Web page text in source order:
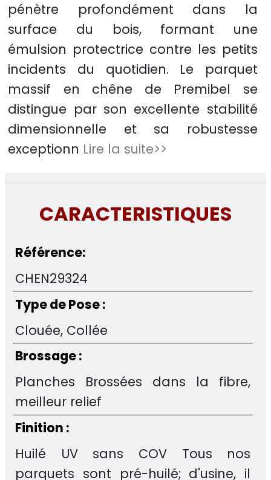
pénètre profondément dans la
surface du bois, formant une
émulsion protectrice contre les petits
incidents du quotidien. Le parquet
massif en chêne de Premibel se
distingue par son excellente stabilité
dimensionnelle et sa robustesse
exceptionn Lire la suite>>
CARACTERISTIQUES
Référence:
CHEN29324
Type de Pose :
Clouée, Collée
Brossage :
Planches Brossées dans la fibre,
meilleur relief
Finition :
Huilé UV sans COV Tous nos
parquets sont pré-huilé; d'usine, il